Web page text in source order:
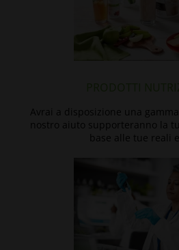
Avrai a disposizione una
nostro aiuto supporteranno la
base alle tue reali